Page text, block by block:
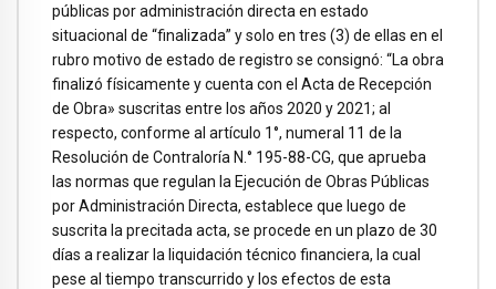
públicas por administración directa en estado
situacional de “finalizada” y solo en tres (3) de ellas en el
rubro motivo de estado de registro se consignó: “La obra
finalizó físicamente y cuenta con el Acta de Recepción
de Obra» suscritas entre los años 2020 y 2021; al
respecto, conforme al artículo 1°, numeral 11 de la
Resolución de Contraloría N.° 195-88-CG, que aprueba
las normas que regulan la Ejecución de Obras Públicas
por Administración Directa, establece que luego de
suscrita la precitada acta, se procede en un plazo de 30
días a realizar la liquidación técnico financiera, la cual
pese al tiempo transcurrido y los efectos de esta